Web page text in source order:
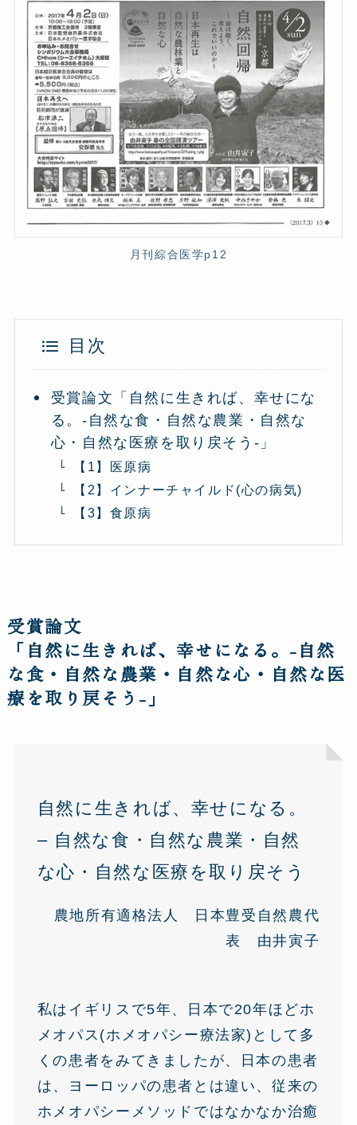
月刊綜合医学p12
目次
受賞論文「自然に生きれば、幸せにな
る。-自然な食・自然な農業・自然な
心・自然な医療を取り戻そう-」
【1】医原病
【2】インナーチャイルド(心の病気)
【3】食原病
受賞論文
「自然に生きれば、幸せになる。-自然
な食・自然な農業・自然な心・自然な医
療を取り戻そう- 」
自然に生きれば、幸せになる。
– 自然な食・自然な農業・自然
な心・自然な医療を取り戻そう
農地所有適格法人 日本豊受自然農代
表 由井寅子
私はイギリスで5年、日本で20年ほどホ
メオパス(ホメオパシー療法家)として多
くの患者をみてきましたが、日本の患者
は、ヨーロッパの患者とは違い、従来の
ホメオパシーメソッドではなかなか治癒